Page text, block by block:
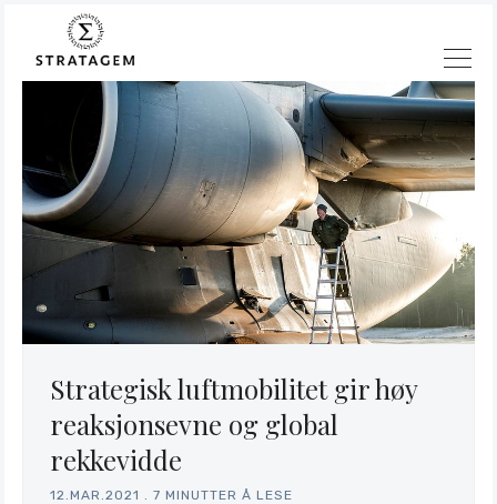
Søk
Strategisk luftmobilitet gir høy
reaksjonsevne og global
rekkevidde
12.MAR.2021 7 MINUTTER Å LESE